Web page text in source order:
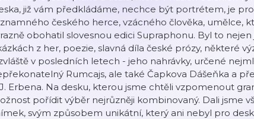
již vám předkládáme, nechce být portrétem, je
českého herce, vzácného člověka, umělce,
obohatil slovesnou edici Supraphonu. Byl to
z her, poezie, slavná díla české prózy, některé
v posledních letech - jeho nahrávky, určené
Rumcajs, ale také Čapkova Dášeňka a
Erbena. Na desku, kterou jsme chtěli vzpomenout
pořídit výběr nejrůzněji kombinovaný. Dali jsme
svým způsobem unikátní, který ani nebyl pro